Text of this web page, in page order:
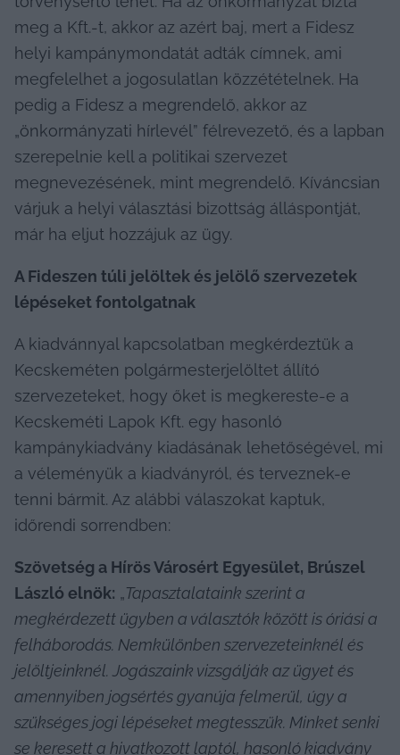
meg a Kft.-t, akkor az azért baj, mert a Fidesz
helyi kampánymondatát adták címnek, ami
megfelelhet a jogosulatlan közzétételnek. Ha
pedig a Fidesz a megrendelő, akkor az
„önkormányzati hírlevél” félrevezető, és a lapban
szerepelnie kell a politikai szervezet
megnevezésének, mint megrendelő. Kíváncsian
várjuk a helyi választási bizottság álláspontját,
már ha eljut hozzájuk az ügy.
A Fideszen túli jelöltek és jelölő szervezetek
lépéseket fontolgatnak
A kiadvánnyal kapcsolatban megkérdeztük a
Kecskeméten polgármesterjelöltet állító
szervezeteket, hogy őket is megkereste-e a
Kecskeméti Lapok Kft. egy hasonló
kampánykiadvány kiadásának lehetőségével, mi
a véleményük a kiadványról, és terveznek-e
tenni bármit. Az alábbi válaszokat kaptuk,
időrendi sorrendben:
Szövetség a Hírös Városért Egyesület, Brúszel
László elnök: „Tapasztalataink szerint a
megkérdezett ügyben a választók között is óriási a
felháborodás. Nemkülönben szervezeteinknél és
jelöltjeinknél. Jogászaink vizsgálják az ügyet és
amennyiben jogsértés gyanúja felmerül, úgy a
szükséges jogi lépéseket megtesszük. Minket senki
se keresett a hivatkozott laptól, hasonló kiadvány